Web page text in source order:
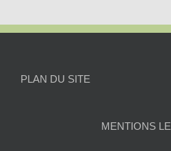
PLAN DU SITE
MENTIONS